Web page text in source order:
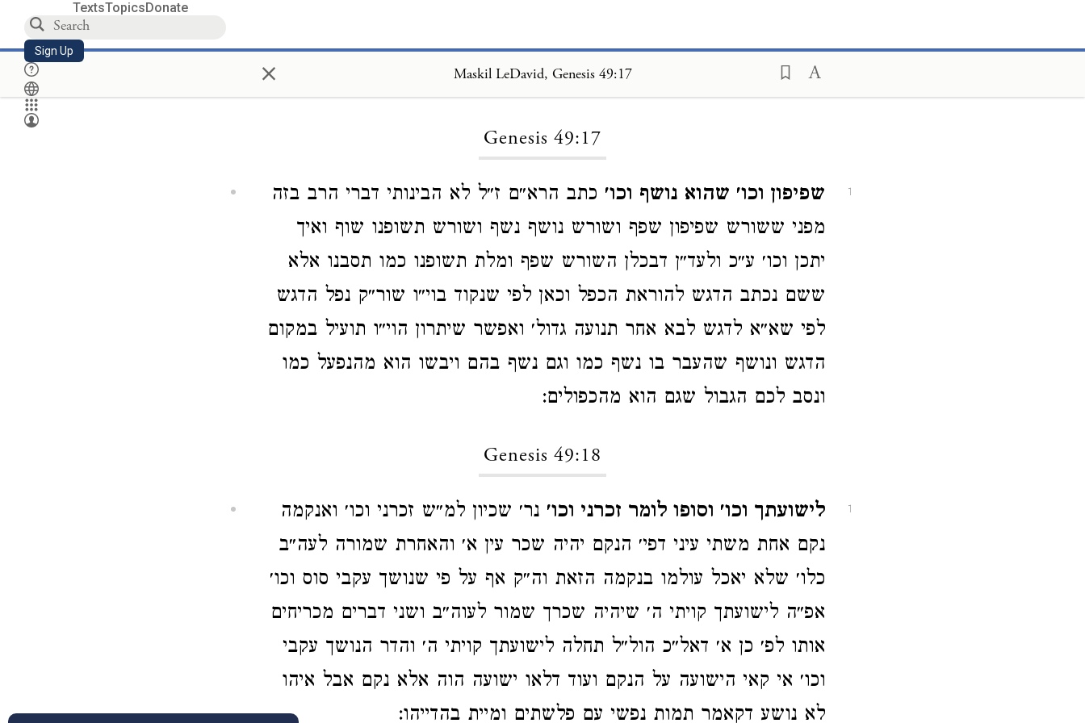
TextsTopicsDonate
Sign Up × Maskil LeDavid, Genesis 49:17
Genesis 49:17
1 שפיפון וכו׳ שהוא נושף וכו׳ כתב הרא״ם ז״ל לא הבינותי דברי הרב בזה
מפני ששורש שפיפון שפף ושורש נושף נשף ושורש תשופנו שוף ואיך
יתכן וכו׳ ע״כ ולעד״ן דבכלן השורש שפף ומלת תשופנו כמו תסבנו אלא
ששם נכתב הדגש להוראת הכפל וכאן לפי שנקוד בוי״ו שור״ק נפל הדגש
לפי שא״א לדגש לבא אחר תנועה גדול׳ ואפשר שיתרון הוי״ו תועיל במקום
הדגש ונושף שהעבר בו נשף כמו וגם נשף בהם ויבשו הוא מהנפעל כמו
ונסב לכם הגבול שגם הוא מהכפולים:
Genesis 49:18
1 לישועתך וכו׳ וסופו לומר זכרני וכו׳ נר׳ שכיון למ״ש זכרני וכו׳ ואנקמה
נקם אחת משתי עיני דפי׳ הנקם יהיה שכר עין א׳ והאחרת שמורה לעה״ב
כלו׳ שלא יאכל עולמו בנקמה הזאת וה״ק אף על פי שנושך עקבי סוס וכו׳
אפ״ה לישועתך קויתי ה׳ שיהיה שכרך שמור לעוה״ב ושני דברים מכריחים
אותו לפ׳ כן א׳ דאל״כ הול״ל תחלה לישועתך קויתי ה׳ והדר הנושך עקבי
וכו׳ אי קאי הישועה על הנקם ועוד דלאו ישועה הוה אלא נקם אבל איהו
לא נושע דקאמר תמות נפשי עם פלשתים ומיית בהדייהו: